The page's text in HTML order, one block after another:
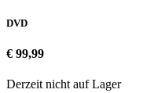
DVD
€ 99,99
Derzeit nicht auf Lager